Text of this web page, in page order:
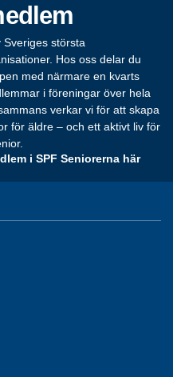
Sveriges största
Hos oss delar du
med närmare en kvarts
i föreningar över hela
verkar vi för att skapa
för äldre – och ett aktivt liv för
i SPF Seniorerna här